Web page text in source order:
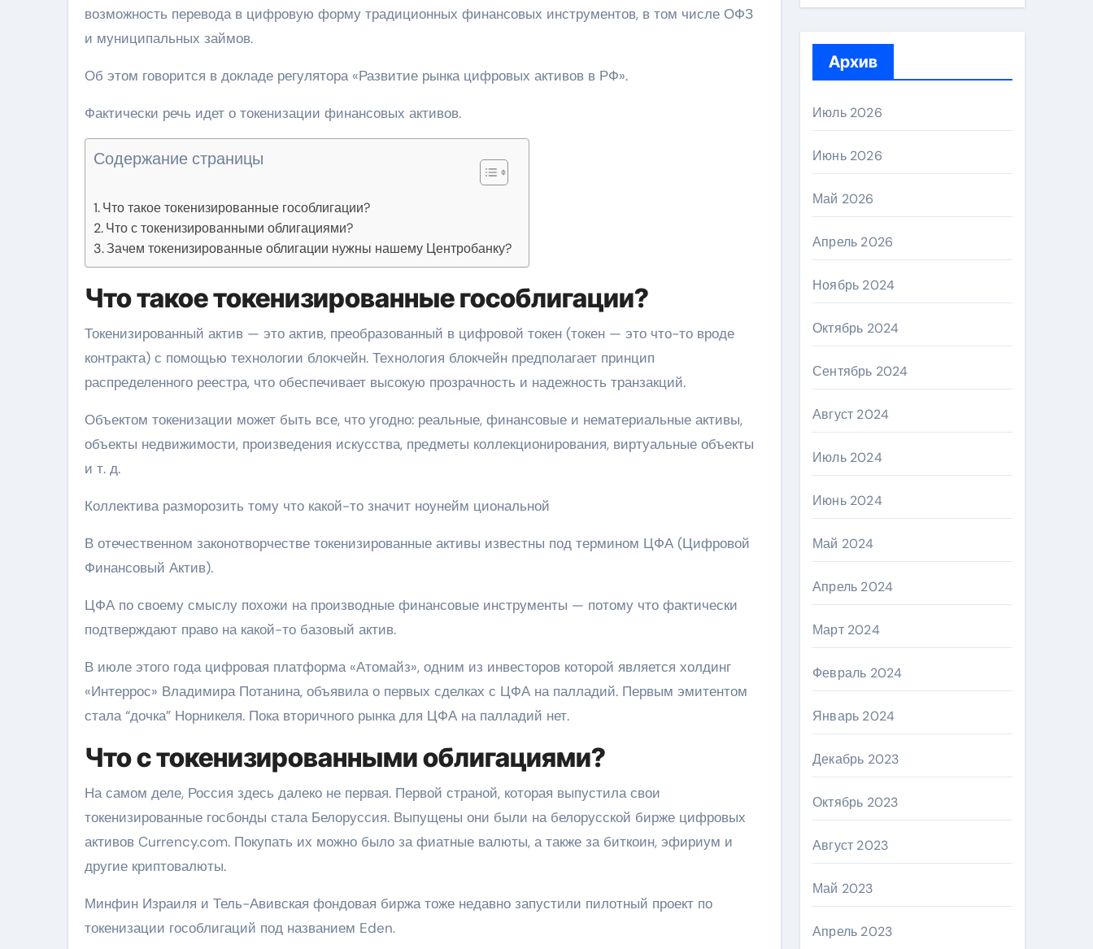
возможность перевода в цифровую форму традиционных финансовых инструментов, в том числе ОФЗ
и муниципальных займов.
Об этом говорится в докладе регулятора «Развитие рынка цифровых активов в РФ».
Фактически речь идет о токенизации финансовых активов.
Содержание страницы
Что такое токенизированные гособлигации?
Что с токенизированными облигациями?
Зачем токенизированные облигации нужны нашему Центробанку?
Что такое токенизированные гособлигации?
Токенизированный актив — это актив, преобразованный в цифровой токен (токен — это что-то вроде
контракта) с помощью технологии блокчейн. Технология блокчейн предполагает принцип
распределенного реестра, что обеспечивает высокую прозрачность и надежность транзакций.
Объектом токенизации может быть все, что угодно: реальные, финансовые и нематериальные активы,
объекты недвижимости, произведения искусства, предметы коллекционирования, виртуальные объекты
и т. д.
Коллектива разморозить тому что какой-то значит ноунейм циональной
В отечественном законотворчестве токенизированные активы известны под термином ЦФА (Цифровой
Финансовый Актив).
ЦФА по своему смыслу похожи на производные финансовые инструменты — потому что фактически
подтверждают право на какой-то базовый актив.
В июле этого года цифровая платформа «Атомайз», одним из инвесторов которой является холдинг
«Интеррос» Владимира Потанина, объявила о первых сделках с ЦФА на палладий. Первым эмитентом
стала “дочка” Норникеля. Пока вторичного рынка для ЦФА на палладий нет.
Что с токенизированными облигациями?
На самом деле, Россия здесь далеко не первая. Первой страной, которая выпустила свои
токенизированные госбонды стала Белоруссия. Выпущены они были на белорусской бирже цифровых
активов Currency.com. Покупать их можно было за фиатные валюты, а также за биткоин, эфириум и
другие криптовалюты.
Минфин Израиля и Тель-Авивская фондовая биржа тоже недавно запустили пилотный проект по
токенизации гособлигаций под названием Eden.
Архив
Июль 2026
Июнь 2026
Май 2026
Апрель 2026
Ноябрь 2024
Октябрь 2024
Сентябрь 2024
Август 2024
Июль 2024
Июнь 2024
Май 2024
Апрель 2024
Март 2024
Февраль 2024
Январь 2024
Декабрь 2023
Октябрь 2023
Август 2023
Май 2023
Апрель 2023